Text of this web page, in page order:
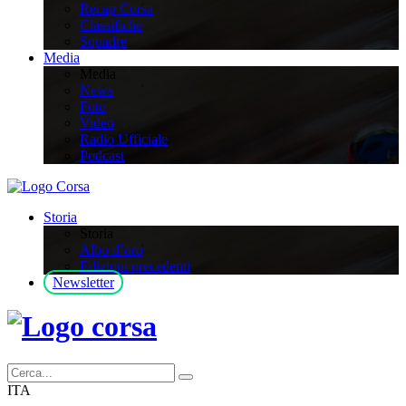
Recap Corsa
Classifiche
Squadre
Media
News
Foto
Video
Radio Ufficiale
Podcast
Storia
Albo d’oro
Edizioni precedenti
Newsletter
ITA